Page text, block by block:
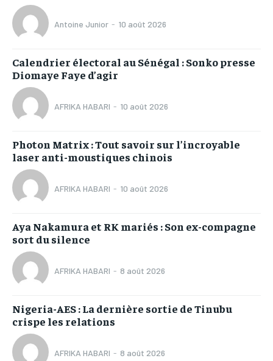
Antoine Junior - 10 août 2026
Calendrier électoral au Sénégal : Sonko presse
Diomaye Faye d’agir
AFRIKA HABARI - 10 août 2026
Photon Matrix : Tout savoir sur l’incroyable
laser anti-moustiques chinois
AFRIKA HABARI - 10 août 2026
Aya Nakamura et RK mariés : Son ex-compagne
sort du silence
AFRIKA HABARI - 8 août 2026
Nigeria-AES : La dernière sortie de Tinubu
crispe les relations
AFRIKA HABARI - 8 août 2026